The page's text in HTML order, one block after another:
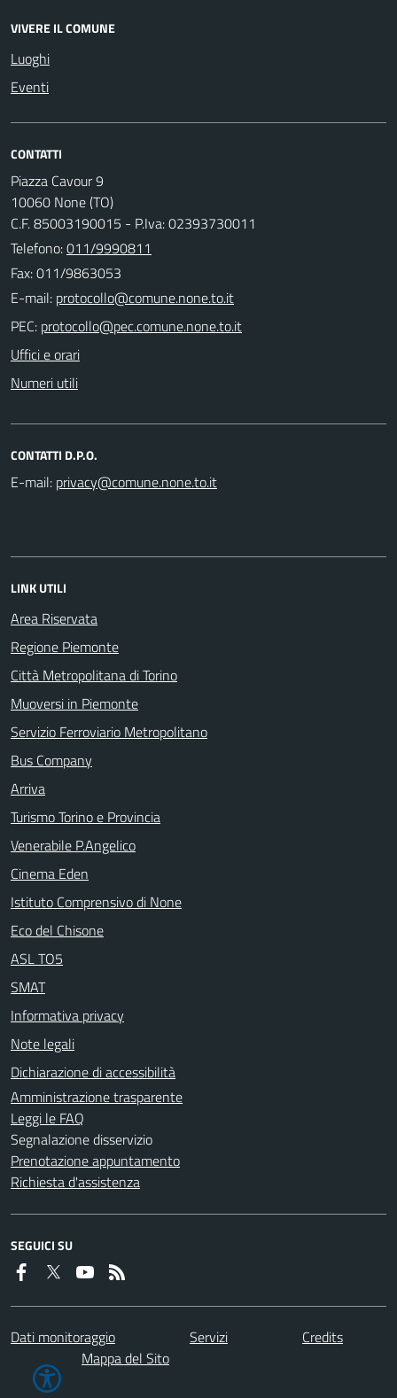
VIVERE IL COMUNE
Luoghi
Eventi
CONTATTI
Piazza Cavour 9
10060 None (TO)
C.F. 85003190015 - P.Iva: 02393730011
Telefono:011/9990811
Fax: 011/9863053
E-mail:
PEC:
Uffici e orari
Numeri utili
CONTATTI D.P.O.
E-mail:
LINK UTILI
Area Riservata
Regione Piemonte
Città Metropolitana di Torino
Muoversi in Piemonte
Servizio Ferroviario Metropolitano
Bus Company
Arriva
Turismo Torino e Provincia
Venerabile P.Angelico
Cinema Eden
Istituto Comprensivo di None
Eco del Chisone
ASL TO5
SMAT
Informativa privacy
Note legali
Dichiarazione di accessibilità
Amministrazione trasparente
Leggi le FAQ
Segnalazione disservizio
Prenotazione appuntamento
Richiesta d'assistenza
SEGUICI SU
Dati monitoraggio Servizi
Credits
Mappa del Sito